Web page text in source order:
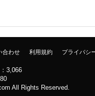
合わせ 利用規約 プライバシ
3,066
All Rights Reserved.